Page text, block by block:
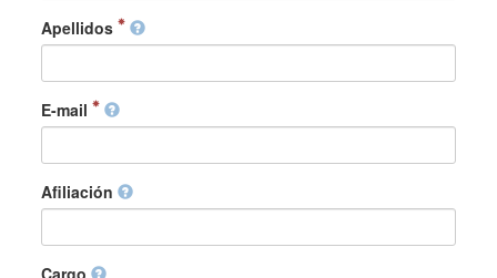
Apellidos
E-mail
Afiliación
Cargo